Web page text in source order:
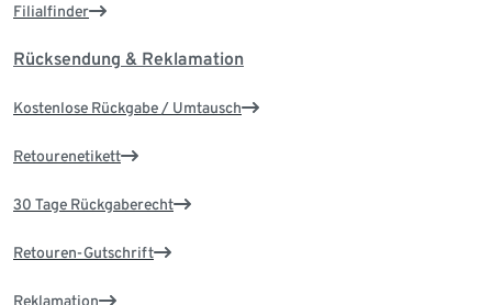
Filialfinder
Rücksendung & Reklamation
Kostenlose Rückgabe / Umtausch
Retourenetikett
30 Tage Rückgaberecht
Retouren-Gutschrift
Reklamation